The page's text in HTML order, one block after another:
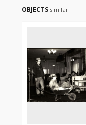
OBJECTS similar